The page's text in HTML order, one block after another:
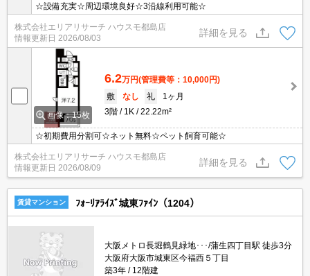
☆設備充実☆周辺環境良好☆3沿線利用可能☆
株式会社エリアリサーチ ハウスモ都島店
情報更新日 2026/08/03
詳細を見る
画像：15枚
6.2万円(管理費等：10,000円)
敷
なし 礼
1ヶ月
3階
1K 22.22m²
☆初期費用分割可☆ネット無料☆ペット飼育可能☆
株式会社エリアリサーチ ハウスモ都島店
情報更新日 2026/08/09
詳細を見る
賃貸マンション ﾌｫｰﾘｱﾗｲｽﾞ城東ﾌｧｲﾝ（1204）
大阪メトロ長堀鶴見緑地･･･/蒲生四丁目駅 徒歩3分
大阪府大阪市城東区今福西５丁目
築3年
12階建